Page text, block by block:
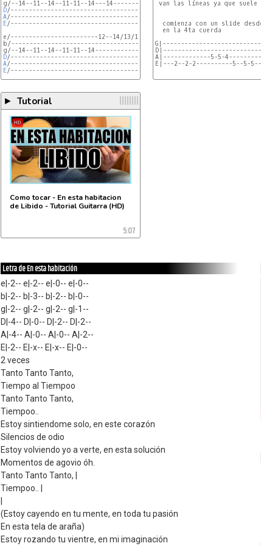
D
A
E/------------------------------------------------------------
e/------------------------12--14/13/12------------------------
b/------------------------------------------------------------
D
A
E/------------------------------------------------------------
van las líneas ya que suele
comienza con un slide
  en la 4ta cuerda
A|-------------5-5-4---------
E|---2--2-2----------5--5-
► Tutorial
HD
Como tocar - En esta habitacion
de Libido - Tutorial Guitarra (HD)
5:07
Letra de En esta habitación
e|-2-- e|-2-- e|-0-- e|-0--
b|-2-- b|-3-- b|-2-- b|-0--
g|-2-- g|-2-- g|-2-- g|-1--
D|-4-- D|-0-- D|-2-- D|-2--
A|-4-- A|-0-- A|-0-- A|-2--
E|-2-- E|-x-- E|-x-- E|-0--
2 veces
Tanto Tanto Tanto,
Tiempo al Tiempoo
Tanto Tanto Tanto,
Tiempoo..
Estoy sintiendome solo, en este corazón
Silencios de odio
Estoy volviendo yo a verte, en esta solución
Momentos de agovio óh.
Tanto Tanto Tanto, |
Tiempoo.. |
(Estoy cayendo en tu mente, en toda tu pasión
En esta tela de araña)
Estoy rozando tu vientre, en mi imaginación